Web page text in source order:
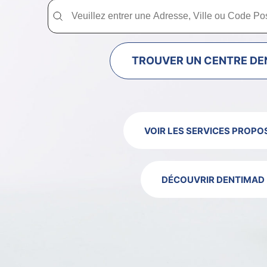
Trouver un centre dentaire Dentimad près
Trouver un centre dentaire Dentimad près de chez vous
TROUVER UN CENTRE
VOIR LES SERVICES
DÉCOUVRIR DENTIMAD